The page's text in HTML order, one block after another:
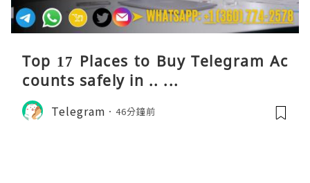
Top 17 Places to Buy Telegram Ac
counts safely in .. ...
Telegram 46分鐘前